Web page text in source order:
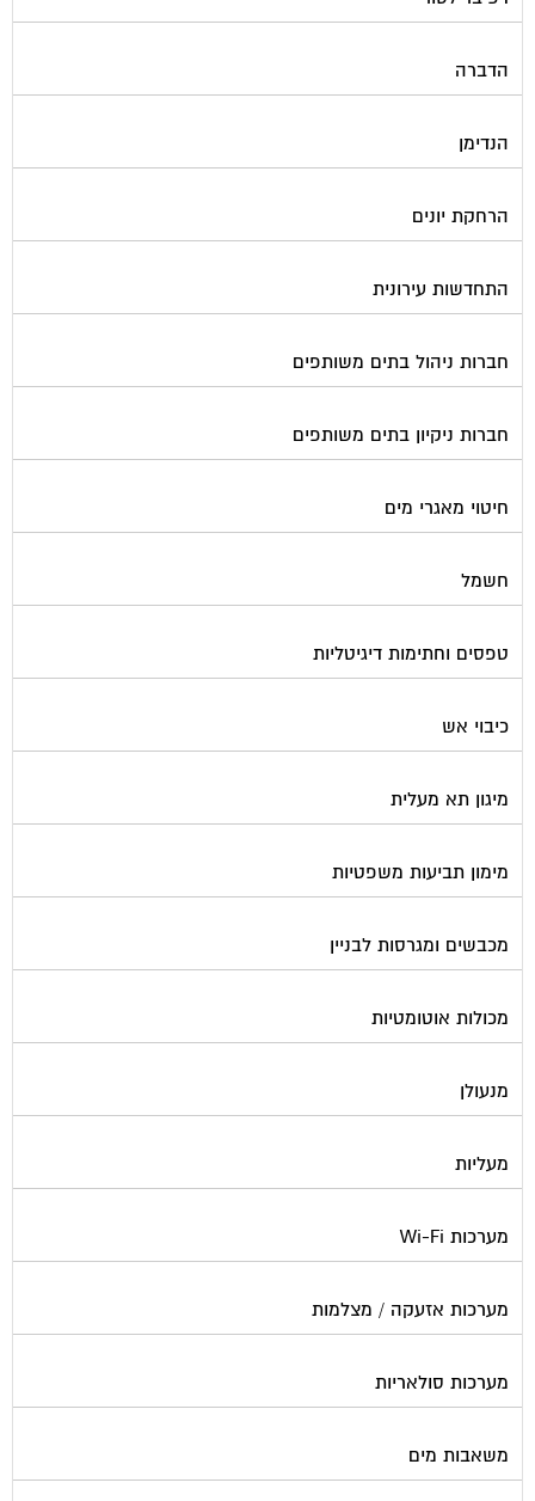
הדברה
הנדימן
הרחקת יונים
התחדשות עירונית
חברות ניהול בתים משותפים
חברות ניקיון בתים משותפים
חיטוי מאגרי מים
חשמל
טפסים וחתימות דיגיטליות
כיבוי אש
מיגון תא מעלית
מימון תביעות משפטיות
מכבשים ומגרסות לבניין
מכולות אוטומטיות
מנעולן
מעליות
מערכות Wi-Fi
מערכות אזעקה / מצלמות
מערכות סולאריות
משאבות מים